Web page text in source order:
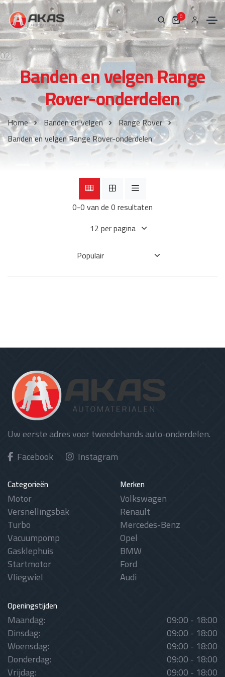
0
Banden en velgen Range
Rover-onderdelen
Home Banden en velgen
Range Rover
Banden en velgen Range Rover-onderdelen
0-0 van de 0 resultaten
Uw eerste adres voor tweedehands auto-onderdelen.
Facebook
Instagram
Categorieën
Motor
Versnellingsbak
Turbo
Vacuumpomp
Gasklephuis
Startmotor
Vliegwiel
Merken
Volkswagen
Renault
Mercedes-Benz
Opel
BMW
Ford
Audi
Openingstijden
Maandag: 09:00 - 18:00
Dinsdag: 09:00 - 18:00
Woensdag: 09:00 - 18:00
Donderdag: 09:00 - 18:00
Vrijdag: 09:00 - 18:00